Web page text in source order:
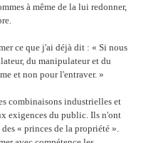
à même de la lui redonner,
ce que j'ai déjà dit : « Si nous
du manipulateur et du
et non pour l'entraver. »
combinaisons industrielles et
exigences du public. Ils n'ont
« princes de la propriété ».